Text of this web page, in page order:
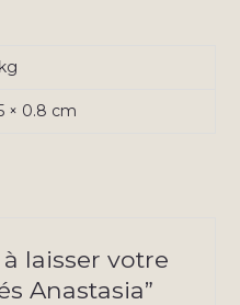
× 0.8 cm
laisser votre
Anastasia”